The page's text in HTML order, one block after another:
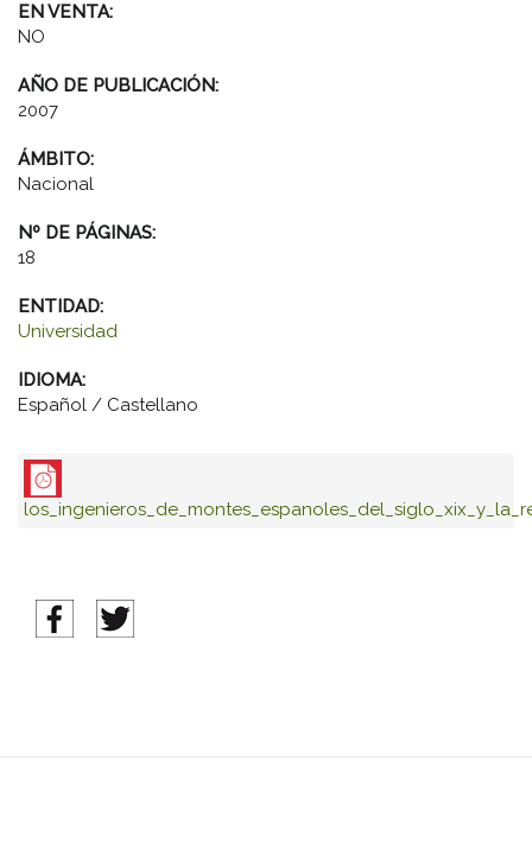
EN VENTA:
NO
AÑO DE PUBLICACIÓN:
2007
ÁMBITO:
Nacional
Nº DE PÁGINAS:
18
ENTIDAD:
Universidad
IDIOMA:
Español / Castellano